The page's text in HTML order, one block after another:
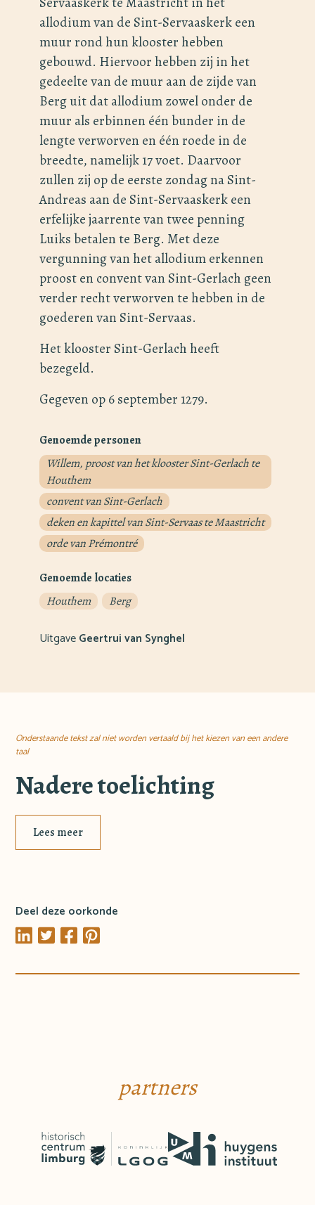
allodium van de Sint-Servaaskerk een
muur rond hun klooster hebben
gebouwd. Hiervoor hebben zij in het
gedeelte van de muur aan de zijde van
Berg uit dat allodium zowel onder de
muur als erbinnen één bunder in de
lengte verworven en één roede in de
breedte, namelijk 17 voet. Daarvoor
zullen zij op de eerste zondag na Sint-
Andreas aan de Sint-Servaaskerk een
erfelijke jaarrente van twee penning
Luiks betalen te Berg. Met deze
vergunning van het allodium erkennen
proost en convent van Sint-Gerlach geen
verder recht verworven te hebben in de
goederen van Sint-Servaas.
Het klooster Sint-Gerlach heeft
bezegeld.
Gegeven op 6 september 1279.
Genoemde personen
Willem, proost van het klooster Sint-Gerlach te
Houthem
convent van Sint-Gerlach
deken en kapittel van Sint-Servaas te Maastricht
orde van Prémontré
Genoemde locaties
Houthem
Berg
UitgaveGeertrui van Synghel
Onderstaande tekst zal niet worden vertaald bij het kiezen van een andere
taal
Nadere toelichting
Lees meer
Deel deze oorkonde
partners